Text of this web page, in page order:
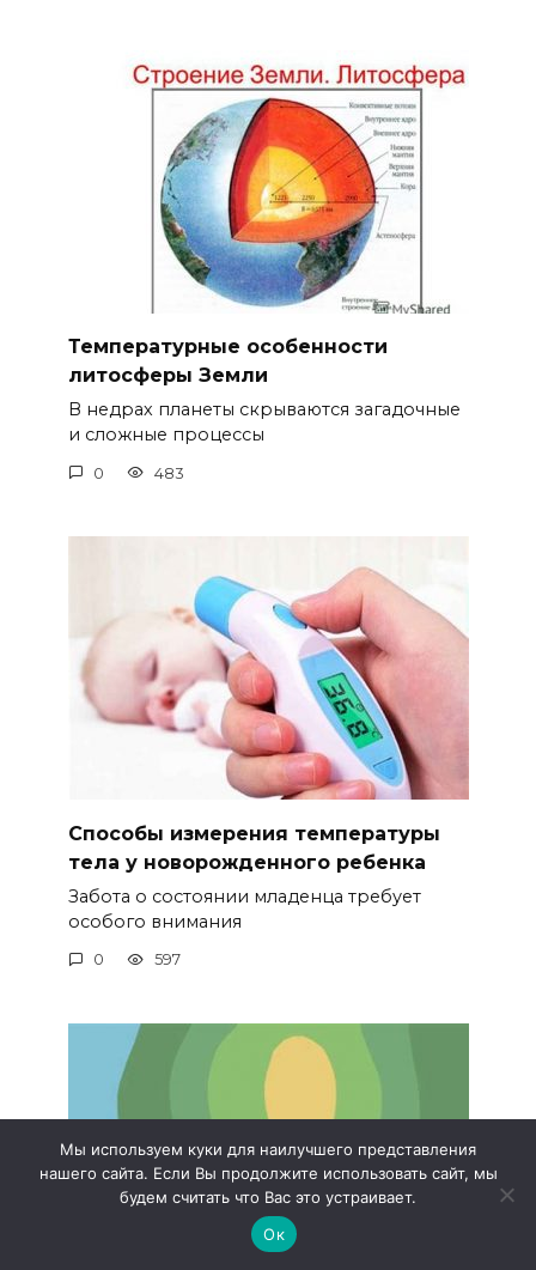
Температурные особенности
литосферы Земли
В недрах планеты скрываются загадочные
и сложные процессы
0 483
Способы измерения температуры
тела у новорожденного ребенка
Забота о состоянии младенца требует
особого внимания
0 597
Мы используем куки для наилучшего представления
нашего сайта. Если Вы продолжите использовать сайт, мы
будем считать что Вас это устраивает.
Ок